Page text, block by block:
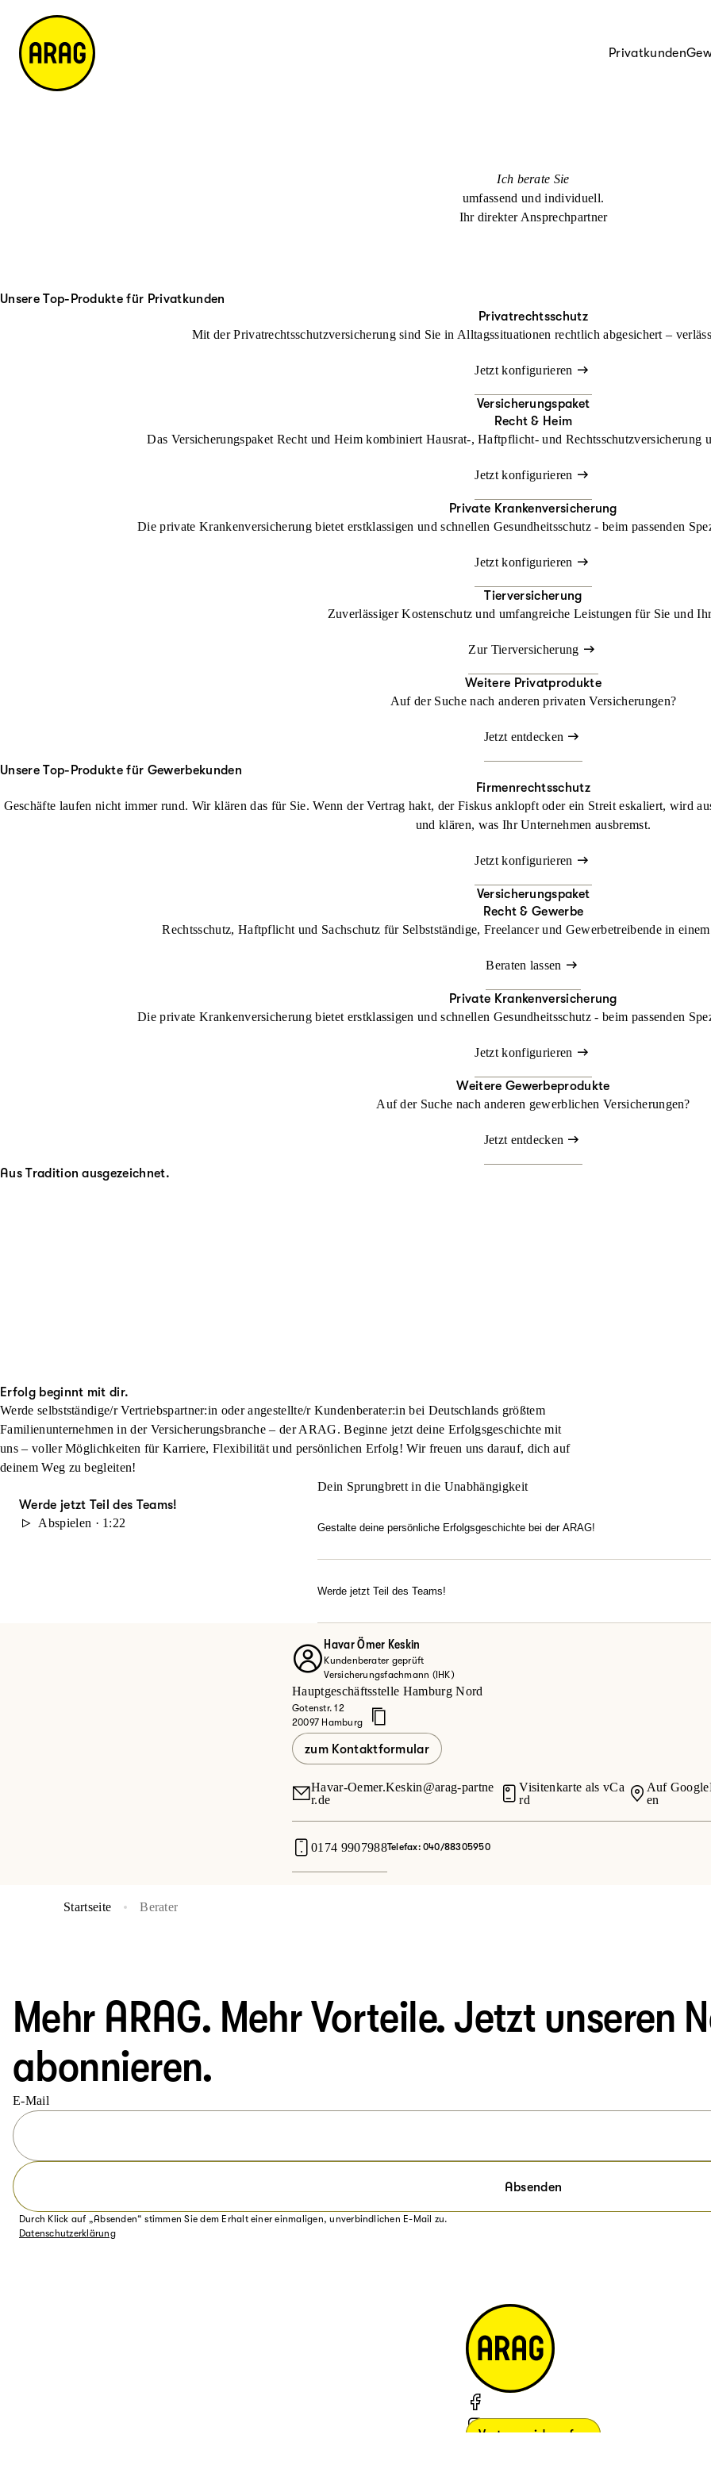
Privatkunden
Ich berate Sie
umfassend und individuell.
Ihr direkter Ansprechpartner
Unsere Top-Produkte für Privatkunden
Privatrechtsschutz
Mit der Privatrechtsschutzversicherung sind Sie in Alltagssituationen rechtlich abgesichert –
Jetzt konfigurieren
Versicherungspaket
Recht & Heim
Das Versicherungspaket Recht und Heim kombiniert Hausrat-, Haftpflicht- und Rechtsschutzversicherung
Jetzt konfigurieren
Private Krankenversicherung
Die private Krankenversicherung bietet erstklassigen und schnellen Gesundheitsschutz - beim passenden
Jetzt konfigurieren
Tierversicherung
Zuverlässiger Kostenschutz und umfangreiche Leistungen für Sie und
Zur Tierversicherung
Weitere Privatprodukte
Auf der Suche nach anderen privaten Versicherungen?
Jetzt entdecken
Unsere Top-Produkte für Gewerbekunden
Firmenrechtsschutz
Geschäfte laufen nicht immer rund. Wir klären das für Sie. Wenn der Vertrag hakt, der Fiskus anklopft oder ein Streit eskaliert, wird
und klären, was Ihr Unternehmen ausbremst.
Jetzt konfigurieren
Versicherungspaket
Recht & Gewerbe
Rechtsschutz, Haftpflicht und Sachschutz für Selbstständige, Freelancer und Gewerbetreibende in
Beraten lassen
Private Krankenversicherung
Die private Krankenversicherung bietet erstklassigen und schnellen Gesundheitsschutz - beim passenden
Jetzt konfigurieren
Weitere Gewerbeprodukte
Auf der Suche nach anderen gewerblichen Versicherungen?
Jetzt entdecken
Aus Tradition ausgezeichnet.
Erfolg beginnt mit dir.
Werde selbstständige/r Vertriebspartner:in oder angestellte/r Kundenberater:in bei Deutschlands größtem
Familienunternehmen in der Versicherungsbranche – der ARAG. Beginne jetzt deine Erfolgsgeschichte mit
uns – voller Möglichkeiten für Karriere, Flexibilität und persönlichen Erfolg! Wir freuen uns darauf, dich auf
deinem Weg zu begleiten!
Werde jetzt Teil des Teams!
Abspielen · 1:22
Dein Sprungbrett in die Unabhängigkeit
Gestalte deine persönliche Erfolgsgeschichte bei der ARAG!
Karrierechancen?
Werde jetzt Teil des Teams!
Jetzt mehr erfahren
Havar Ömer Keskin
Kundenberater geprüft
Versicherungsfachmann (IHK)
Hauptgeschäftsstelle Hamburg Nord
Gotenstr. 12
20097 Hamburg
zum Kontaktformular
Havar-Oemer.Keskin@arag-partne
r.de
Visitenkarte als vCa
rd
Auf
en
0174 9907988Telefax: 040/88305950
Startseite Berater
Mehr ARAG. Mehr Vorteile. Jetzt unseren
abonnieren.
E-Mail
Absenden
Durch Klick auf „Absenden“ stimmen Sie dem Erhalt einer einmaligen, unverbindlichen E-Mail zu.
Datenschutzerklärung
Vertrag widerrufen